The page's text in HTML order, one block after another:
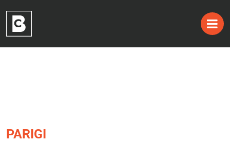
content
Tag:
15 – 19 Ottobre 2022
PARIGI